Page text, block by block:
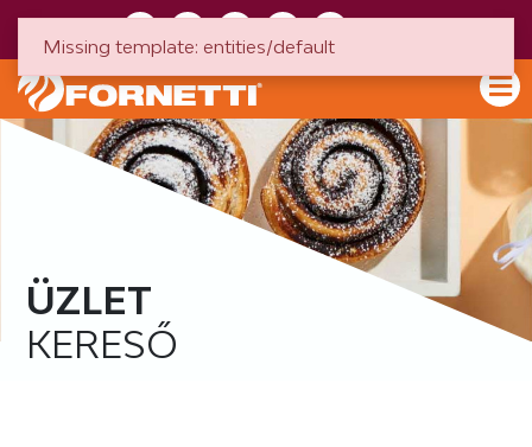
ÜZLET
KERESŐ
Missing template: entities/default